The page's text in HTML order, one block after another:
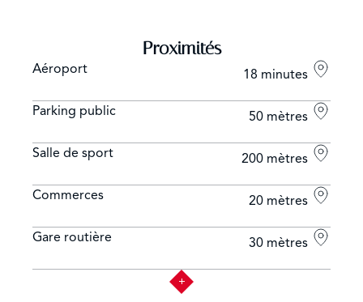
Proximités
Aéroport 18 minutes
Parking public 50 mètres
Salle de sport 200 mètres
Commerces 20 mètres
Gare routière 30 mètres